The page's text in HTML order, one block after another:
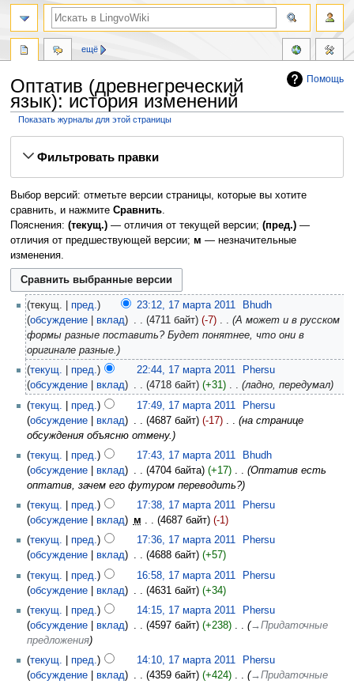
Помощь
Оптатив (древнегреческий
язык): история изменений
Показать журналы для этой страницы
Фильтровать правки
Выбор версий: отметьте версии страницы, которые вы хотите
сравнить, и нажмите Сравнить.
Пояснения: (текущ.)— отличия от текущей версии; (пред.)—
отличия от предшествующей версии; м — незначительные
изменения.
текущ. пред. 23:12, 17 марта 2011
Bhudh
обсуждение
вклад 4711 байт -7 ‎
А может и в русском
формы разные поставить? Будет понятнее, что они в
оригинале разные.
текущ.
пред. 22:44, 17 марта 2011
Phersu
обсуждение
вклад 4718 байт +31 ‎
ладно, передумал
текущ.
пред. 17:49, 17 марта 2011
Phersu
обсуждение
вклад 4687 байт -17 ‎
на странице
обсуждения объясню отмену.
текущ.
пред. 17:43, 17 марта 2011
Bhudh
обсуждение
вклад 4704 байта +17 ‎
Оптатив есть
оптатив, зачем его футуром переводить?
текущ.
пред. 17:38, 17 марта 2011
Phersu
обсуждение
вклад м 4687 байт
-1
текущ.
пред. 17:36, 17 марта 2011
Phersu
обсуждение
вклад 4688 байт
+57
текущ.
пред. 16:58, 17 марта 2011
Phersu
обсуждение
вклад 4631 байт
+34
текущ.
пред. 14:15, 17 марта 2011
Phersu
обсуждение
вклад 4597 байт +238 ‎
→‎Придаточные
предложения
текущ.
пред. 14:10, 17 марта 2011
Phersu
обсуждение
вклад 4359 байт +424 ‎
→‎Придаточные
ещё